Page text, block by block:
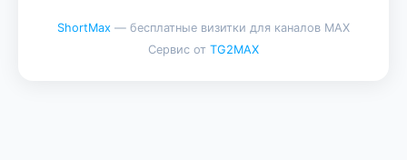
ShortMax — бесплатные визитки для каналов MAX
Сервис от TG2MAX